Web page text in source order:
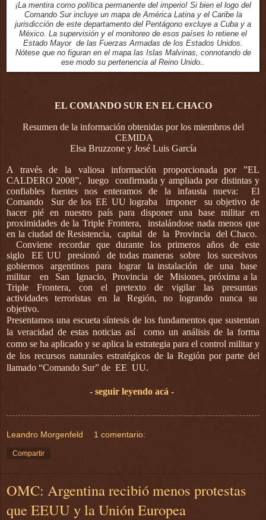
¡La mentira como política permanente del imperio! Si bien el logo del
Comando Sur incluye un mapa de América Latina y el Caribe la
jurisdicción de este departamento del Pentágono excluye a Cuba y a
México. La supervisión y el monitoreo de esos países lo retiene el
Estado Mayor de las Fuerzas Armadas de los Estados Unidos
Nótese que no figuran en el mapa las Islas Malvinas, connotando de
ese modo su pertenencia al Reino Unido..
EL COMANDO SUR EN EL CHACO
Resumen de la información obtenidas por los miembros del
CEMIDA
Elsa Bruzzone y José Luis García
A través de la valiosa información proporcionada por ”EL
CALDERO 2008”, luego confirmada y ampliada por distintas y
confiables fuentes nos enteramos de la infausta nueva: El
Comando Sur de los EE UU lograba imponer su objetivo de
hacer pié en nuestro país para disponer una base militar en
proximidades de la Triple Frontera, instalándose nada menos que
en la ciudad de Resistencia, capital de la Provincia del Chaco.
Conviene recordar que durante los primeros años de este
siglo EE UU presionó de todas maneras sobre los sucesivos
gobiernos argentinos para lograr la instalación de una base
militar en San Ignacio, Provincia de Misiones, próxima a la
Triple Frontera, con el pretexto de vigilar las presuntas
actividades terroristas en la Región, no logrando nunca su
objetivo.
Presentamos una escueta síntesis de los fundamentos que sustentan
la veracidad de estas noticias así como un análisis de la forma
como se ha aplicado y se aplica la estrategia para el control militar y
de los recursos naturales estratégicos de la Región por parte del
llamado “Comando Sur” de EE UU.
- seguir leyendo acá -
Leandro Morgenfeld 1 comentario:
Compartir
OMC: Argentina recibió menos protestas
que EEUU y la Unión Europea